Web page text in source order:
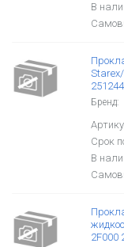
В
Бренд:
Срок
В
2F000